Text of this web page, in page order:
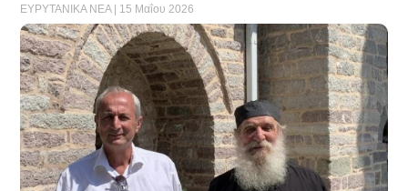
ΕΥΡΥΤΑΝΙΚΑ ΝΕΑ 15 Μαΐου 2026